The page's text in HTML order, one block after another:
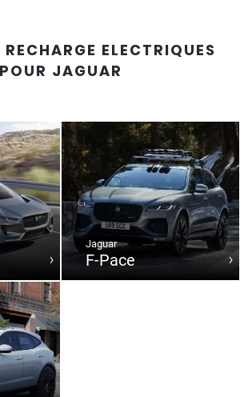
RECHARGE ELECTRIQUES
POUR JAGUAR
Jaguar
F-Pace